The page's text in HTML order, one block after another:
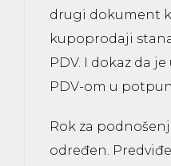
drugi dokument
kupoprodaji
PDV. I dokaz da
PDV-om u
Rok za
određen.